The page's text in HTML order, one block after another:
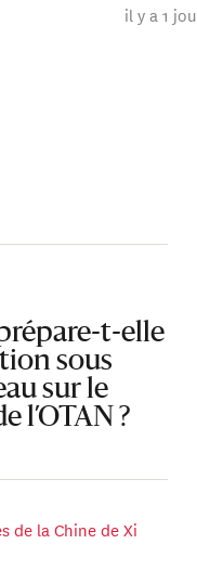
il y a 1
t-elle
sous
sur le
l’OTAN ?
de la Chine de Xi